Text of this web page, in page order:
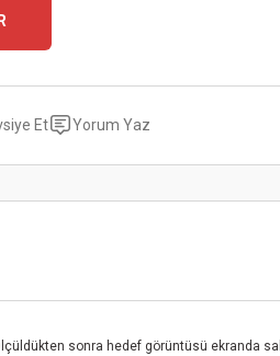
Et Yorum Yaz
sonra hedef görüntüsü ekranda